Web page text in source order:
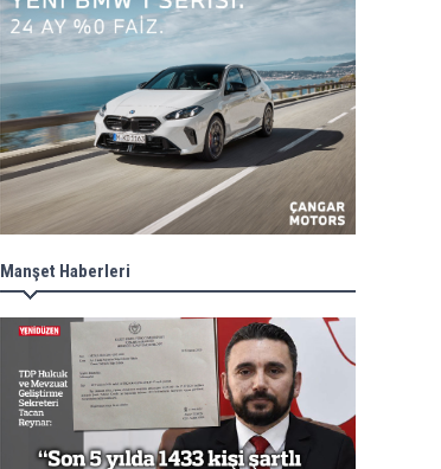
Manşet Haberleri